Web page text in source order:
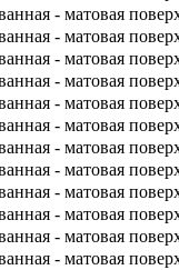
- матовая
- матовая
- матовая
- матовая
- матовая
- матовая
- матовая
- матовая
- матовая
- матовая
- матовая
- матовая